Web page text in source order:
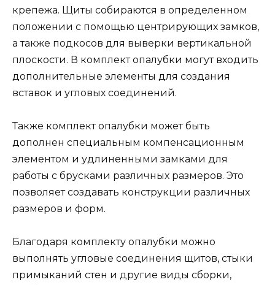
крепежа. Щиты собираются в определенном
положении с помощью центрирующих замков,
а также подкосов для выверки вертикальной
плоскости. В комплект опалубки могут входить
дополнительные элементы для создания
вставок и угловых соединений.
Также комплект опалубки может быть
дополнен специальным компенсационным
элементом и удлиненными замками для
работы с брусками различных размеров. Это
позволяет создавать конструкции различных
размеров и форм.
Благодаря комплекту опалубки можно
выполнять угловые соединения щитов, стыки
примыканий стен и другие виды сборки,